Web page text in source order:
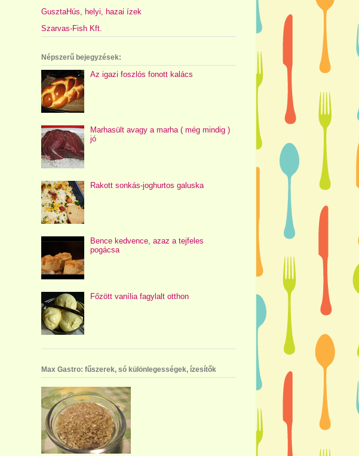
GusztaHús, helyi, hazai ízek
Szarvas-Fish Kft.
Népszerű bejegyzések:
Az igazi foszlós fonott kalács
Marhasült avagy a marha ( még mindig )
jó
Rakott sonkás-joghurtos galuska
Bence kedvence, azaz a tejfeles
pogácsa
Főzött vanília fagylalt otthon
Max Gastro: fűszerek, só különlegességek, ízesítők